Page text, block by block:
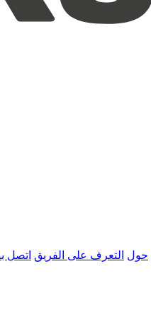
حول التعرف على الفريق اتصل